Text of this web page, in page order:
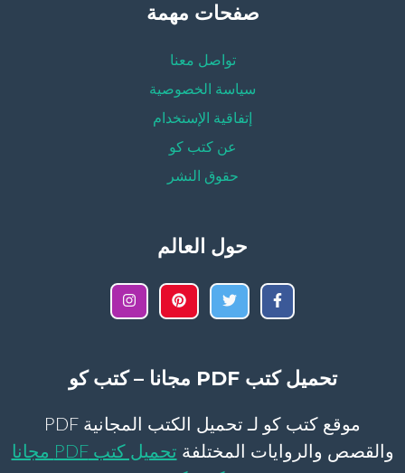
صفحات مهمة
تواصل معنا
سياسة الخصوصية
إتفاقية الإستخدام
عن كتب كو
حقوق النشر
حول العالم
تحميل كتب PDF مجانا – كتب كو
موقع كتب كو لـ تحميل الكتب المجانية PDF
والقصص والروايات المختلفة
تحميل كتب PDF مجانا